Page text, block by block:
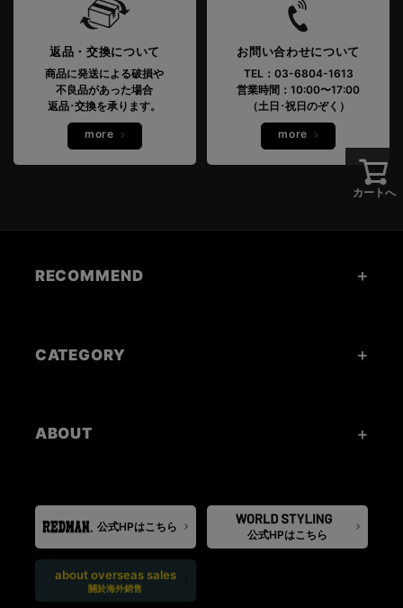
カートへ
返品・交換について
商品に発送による破損や
不良品があった場合
返品･交換を承ります。
more
お問い合わせについて
TEL：03-6804-1613
営業時間：10:00〜17:00
（土日･祝日のぞく）
more
RECOMMEND
CATEGORY
ABOUT
公式HPはこちら
公式HPはこちら
about overseas sales
關於海外銷售